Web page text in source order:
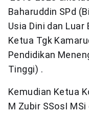
Baharuddin SPd
Usia Dini dan
Ketua Tgk
Pendidikan
Tinggi) .
Kemudian Ketua
M Zubir SSosI